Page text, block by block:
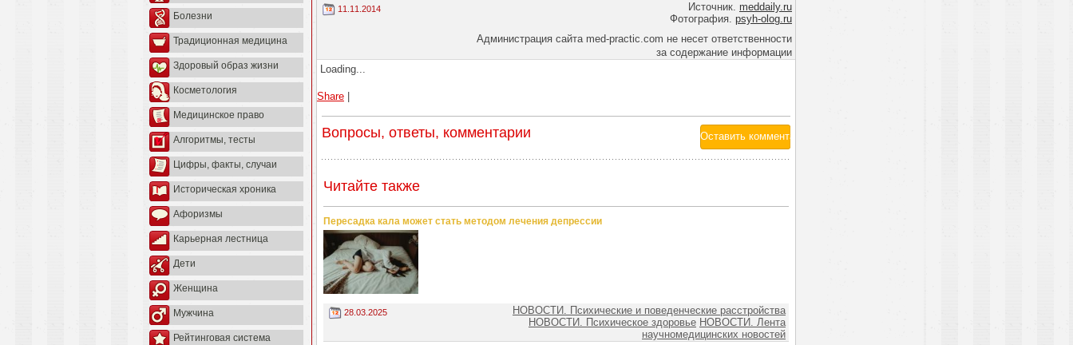
Болезни
Традиционная медицина
Здоровый образ жизни
Косметология
Медицинское право
Алгоритмы, тесты
Цифры, факты, случаи
Историческая хроника
Афоризмы
Карьерная лестница
Дети
Женщина
Мужчина
Рейтинговая система
11.11.2014 Источник. meddaily.ru
Фотография. psyh-olog.ru
Администрация сайта med-practic.com не несет ответственности
за содержание информации
Loading...
Share
Вопросы, ответы, комментарии
Читайте также
Пересадка кала может стать методом лечения депрессии
28.03.2025
НОВОСТИ. Психические и поведенческие расстройства
НОВОСТИ. Психическое здоровье НОВОСТИ. Лента
научномедицинских новостей